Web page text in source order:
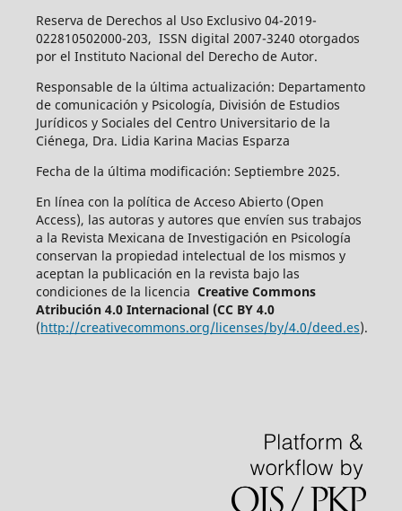
Reserva de Derechos al Uso Exclusivo 04-2019-
022810502000-203, ISSN digital 2007-3240 otorgados
por el Instituto Nacional del Derecho de Autor.
Responsable de la última actualización: Departamento
de comunicación y Psicología, División de Estudios
Jurídicos y Sociales del Centro Universitario de la
Ciénega, Dra. Lidia Karina Macias Esparza
Fecha de la última modificación: Septiembre 2025.
En línea con la política de Acceso Abierto (Open
Access), las autoras y autores que envíen sus trabajos
a la Revista Mexicana de Investigación en Psicología
conservan la propiedad intelectual de los mismos y
aceptan la publicación en la revista bajo las
condiciones de la licencia Creative Commons
Atribución 4.0 Internacional (CC BY 4.0
(http://creativecommons.org/licenses/by/4.0/deed.es).